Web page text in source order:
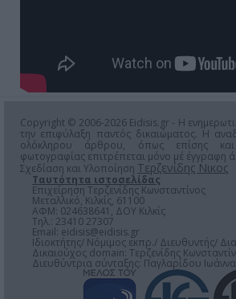
Copyright © 2006-2026 Eidisis.gr - Η
την επιφύλαξη παντός δικαιώματος. Η
ολόκληρου άρθρου, όπως επίσης
φωτογραφίας επιτρέπεται μόνο μέ έγγραφη
Σχεδίαση και Υλοποίηση Τερζενίδης Νικος
Ταυτότητα ιστοσελίδας
Επιχείρηση Τερζενίδης Κωνσταντίνος
Μεταλλικό, Κιλκίς, 61100
ΑΦΜ: 024638641, ΔΟΥ Κιλκίς
Τηλ.: 23410 27307
Email: eidisis@eidisis.gr
Ιδιοκτήτης/ Νόμιμος εκπρ./ Διευθυντής/
Δικαιούχος domain: Τερζενίδης
Διευθύντρια σύνταξης: Παγλαρίδου Ιωάννα